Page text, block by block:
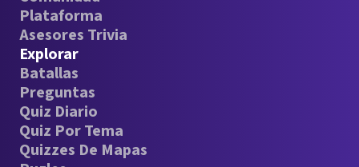
Plataforma
Asesores Trivia
Explorar
Batallas
Preguntas
Quiz Diario
Quiz Por Tema
Quizzes De Mapas